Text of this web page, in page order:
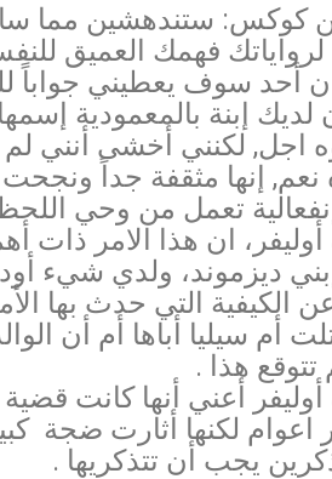
كوكس: ستندهشين مما
لرواياتك فهمك العميق
أحد سوف يعطيني جواباً
لديك إبنة بالمعمودية
اجل, لكنني أخشى أنني لم
إنها مثقفة جداً ونجحت
إنفعالية تعمل من وحي
ان هذا الامر ذات
ديزموند، ولدي شيء
الكيفية التي حدث بها
أم سيليا أباها أم أن
تتوقع هذا .
أعني أنها كانت
اعوام لكنها أثارت ضجة
يجب أن تتذكريها .